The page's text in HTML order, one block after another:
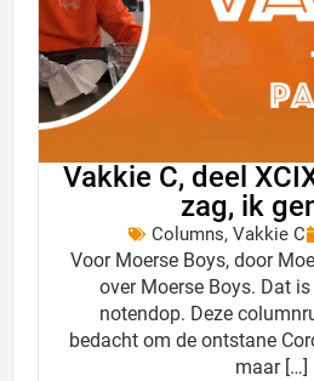
Vakkie C, deel
zag, ik
Columns, Vakkie C
Voor Moerse Boys, door
over Moerse Boys. Dat
notendop. Deze
bedacht om de ontstane
maar […]